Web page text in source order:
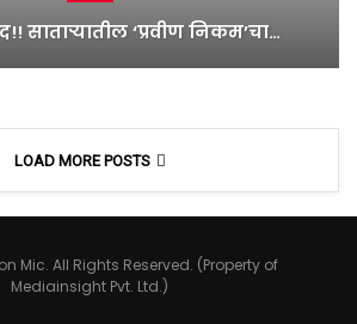
साताऱ्यातील ‘प्रवीण निकम’चा…
LOAD MORE POSTS
Mic. All Rights Reserved. (Property of
Mediainsight Pvt. Ltd.)